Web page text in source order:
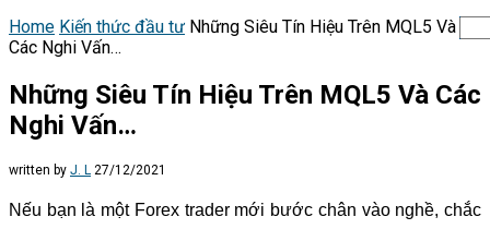
Home Kiến thức đầu tư Những Siêu Tín Hiệu Trên MQL5 Và
Các Nghi Vấn…
Những Siêu Tín Hiệu Trên MQL5 Và Các
Nghi Vấn…
written by J. L 27/12/2021
Nếu bạn là một Forex trader mới bước chân vào nghề, chắc